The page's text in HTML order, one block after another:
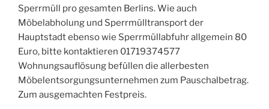
Sperrmüll pro gesamten Berlins. Wie auch
Möbelabholung und Sperrmülltransport der
Hauptstadt ebenso wie Sperrmüllabfuhr allgemein 80
Euro, bitte kontaktieren 01719374577
Wohnungsauflösung befüllen die allerbesten
Möbelentsorgungsunternehmen zum Pauschalbetrag.
Zum ausgemachten Festpreis.